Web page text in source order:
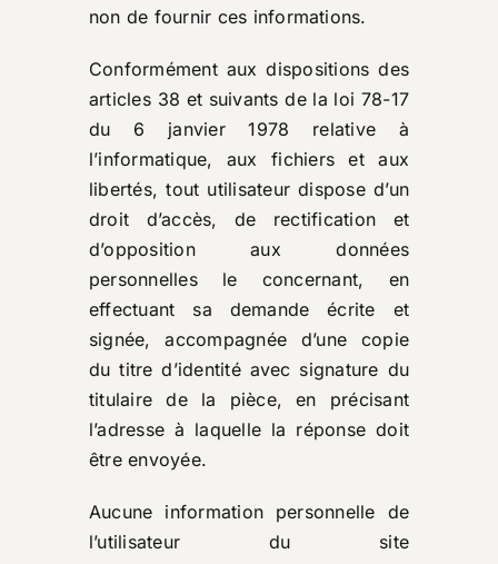
non de fournir ces informations.
Conformément aux dispositions des
articles 38 et suivants de la loi 78-17
du 6 janvier 1978 relative à
l’informatique, aux fichiers et aux
libertés, tout utilisateur dispose d’un
droit d’accès, de rectification et
d’opposition aux données
personnelles le concernant, en
effectuant sa demande écrite et
signée, accompagnée d’une copie
du titre d’identité avec signature du
titulaire de la pièce, en précisant
l’adresse à laquelle la réponse doit
être envoyée.
Aucune information personnelle de
l’utilisateur du site